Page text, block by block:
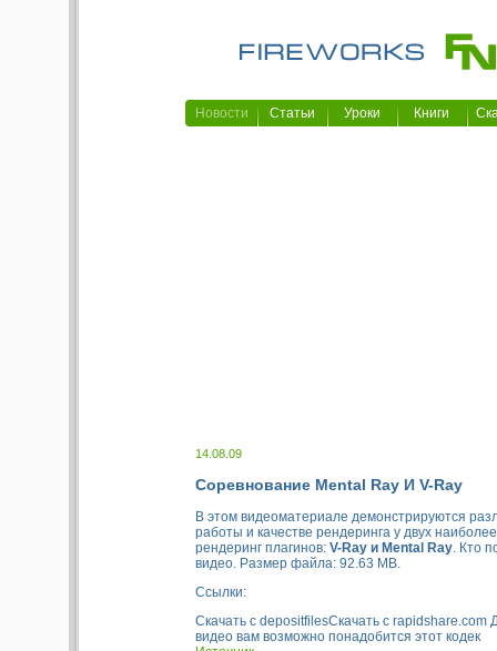
Новости Статьи Уроки Книги
14.08.09
Соревнование Mental Ray И V-Ray
В этом видеоматериале демонстрируются
работы и качестве рендеринга у двух
рендеринг плагинов:V-Ray и Mental Ray. Кто
видео. Размер файла: 92.63 MB.
Ссылки:
Скачать с depositfilesСкачать с rapidshare.com
видео вам возможно понадобится этот кодек